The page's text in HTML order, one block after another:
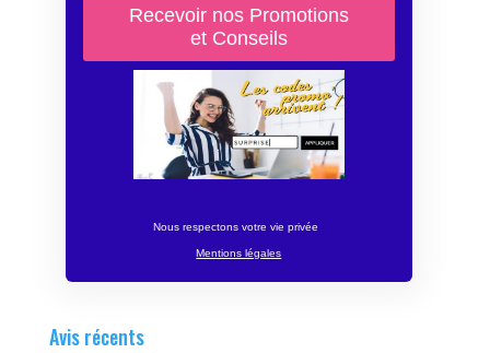
Nous respectons votre vie privée
Mentions légales
Avis récents